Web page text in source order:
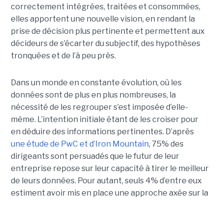
correctement intégrées, traitées et consommées,
elles apportent une nouvelle vision, en rendant la
prise de décision plus pertinente et permettent aux
décideurs de s’écarter du subjectif, des hypothèses
tronquées et de l’à peu près.
Dans un monde en constante évolution, où les
données sont de plus en plus nombreuses, la
nécessité de les regrouper s’est imposée d’elle-
même. L’intention initiale étant de les croiser pour
en déduire des informations pertinentes. D’après
une étude de PwC et d’Iron Mountain, 75% des
dirigeants sont persuadés que le futur de leur
entreprise repose sur leur capacité à tirer le meilleur
de leurs données. Pour autant, seuls 4% d’entre eux
estiment avoir mis en place une approche axée sur la